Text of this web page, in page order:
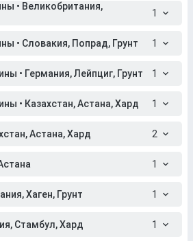
• Великобритания,
1
• Словакия, Попрад, Грунт 1
• Германия, Лейпциг, Грунт 1
• Казахстан, Астана, Хард 1
Астана, Хард 2
1
Хаген, Грунт 1
Стамбул, Хард 1